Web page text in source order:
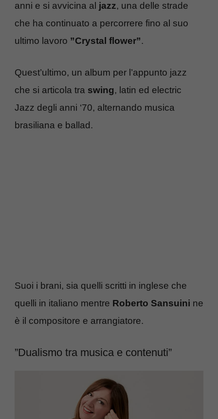
anni e si avvicina al jazz, una delle strade
che ha continuato a percorrere fino al suo
ultimo lavoro ”Crystal flower”.
Quest’ultimo, un album per l’appunto jazz
che si articola tra swing, latin ed electric
Jazz degli anni ‘70, alternando musica
brasiliana e ballad.
Suoi i brani, sia quelli scritti in inglese che
quelli in italiano mentre Roberto Sansuini ne
è il compositore e arrangiatore.
”Dualismo tra musica e contenuti”